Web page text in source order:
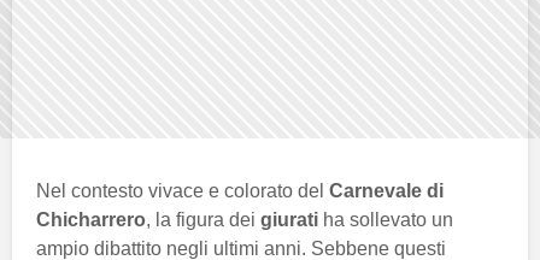
Nel contesto vivace e colorato del Carnevale di
Chicharrero, la figura dei giurati ha sollevato un
ampio dibattito negli ultimi anni. Sebbene questi